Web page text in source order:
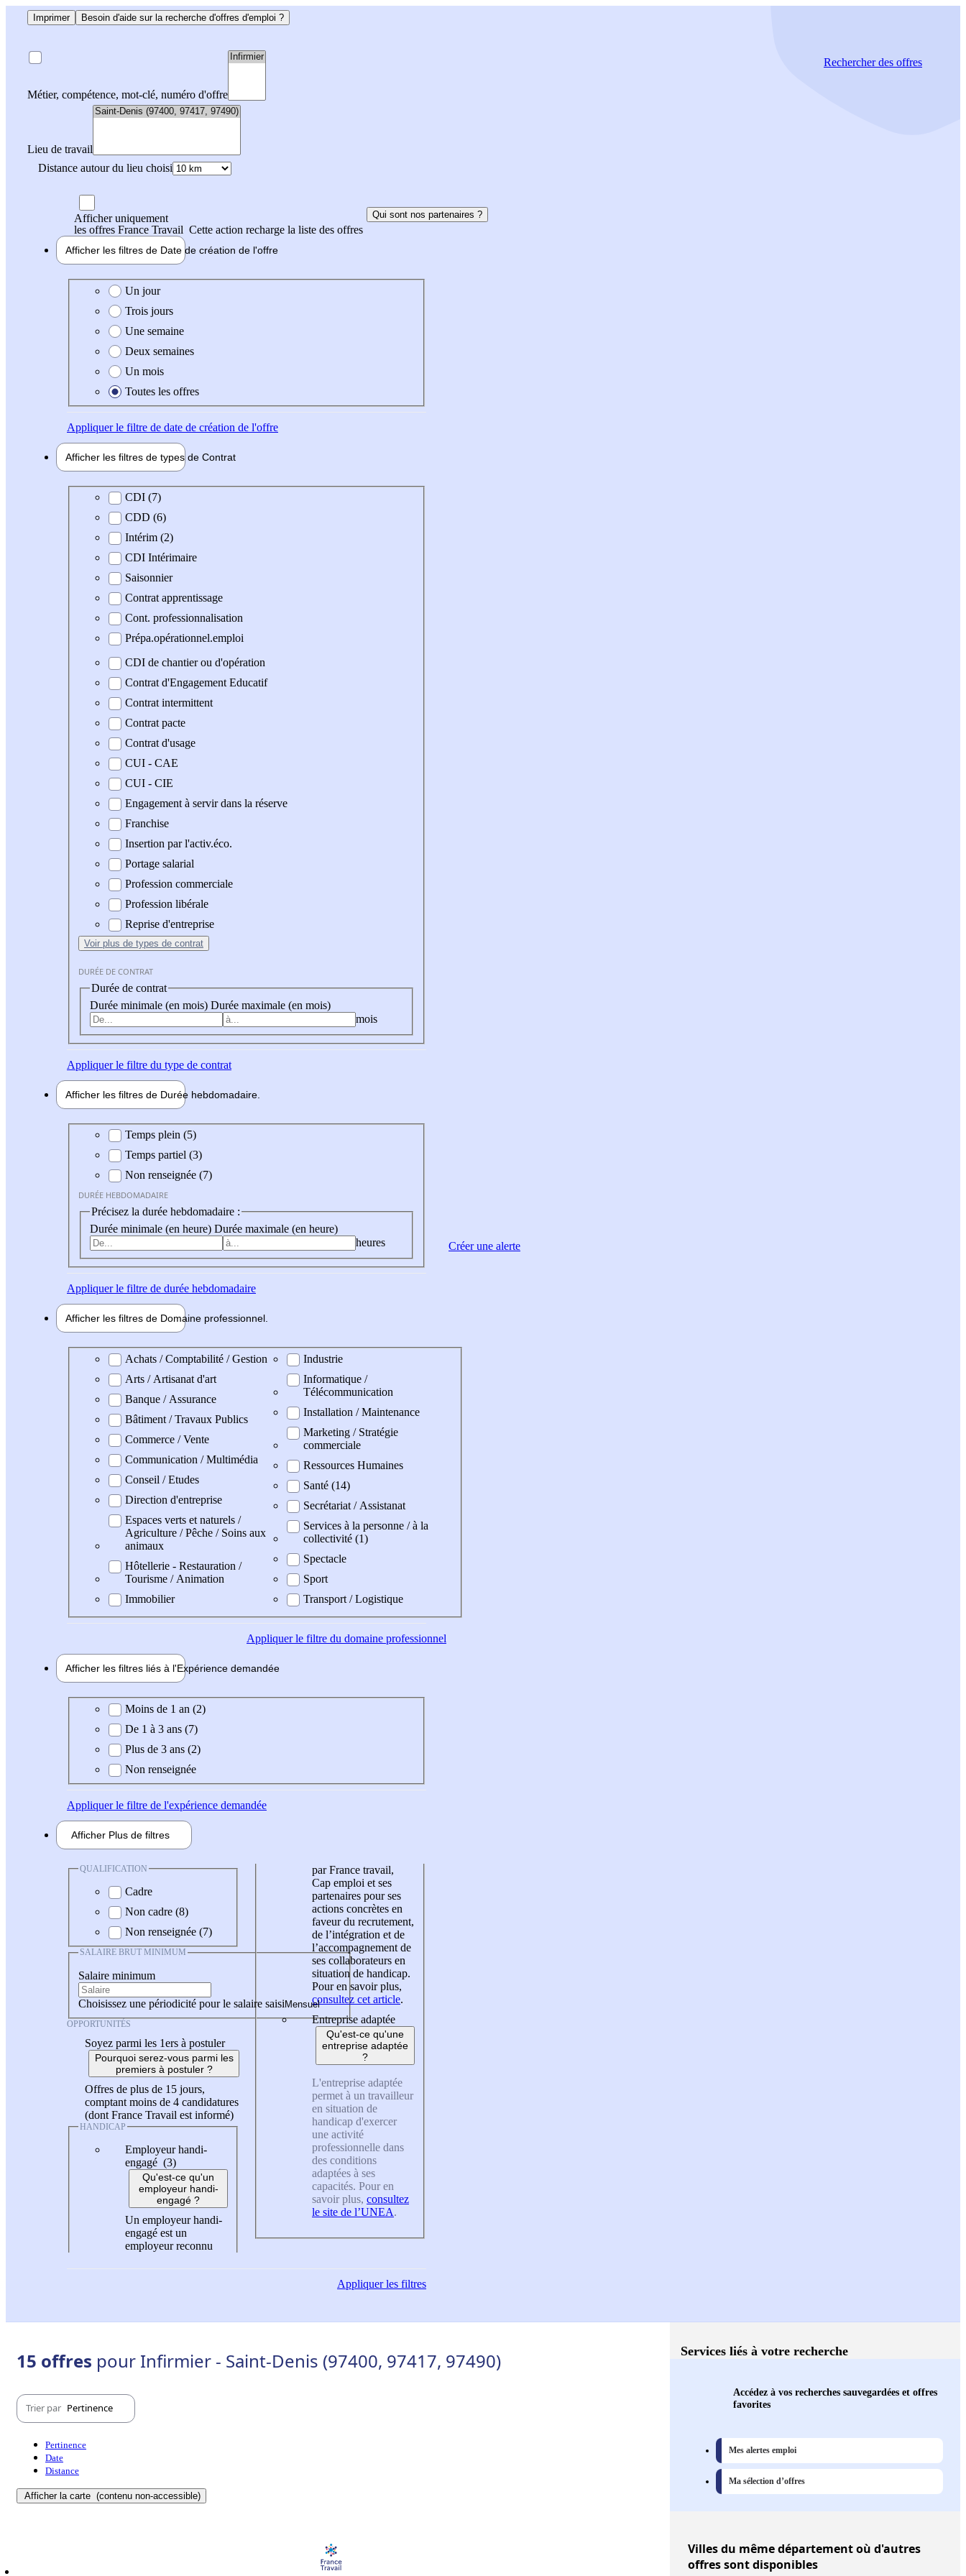
Imprimer Besoin d'aide sur la recherche d'offres d'emploi ?
Métier, compétence, mot-clé, numéro d'offre
Lieu de travail
Distance autour du lieu choisi
Rechercherdes offres
Afficher uniquement
les offres France Travail Cette action recharge la liste des offres
Qui sont nos partenaires ?
Afficher les filtres de Date de création de l'offre
Date de création de l'offre
Un jour
Trois jours
Une semaine
Deux semaines
Un mois
Toutes les offres
Appliquerle filtre de date de création de l'offre
Afficher les filtres de types de Contrat
Type de contrat
CDI (7)
CDD (6)
Intérim (2)
CDI Intérimaire
Saisonnier
Contrat apprentissage
Cont. professionnalisation
Prépa.opérationnel.emploi
CDI de chantier ou d'opération
Contrat d'Engagement Educatif
Contrat intermittent
Contrat pacte
Contrat d'usage
CUI - CAE
CUI - CIE
Engagement à servir dans la réserve
Franchise
Insertion par l'activ.éco.
Portage salarial
Profession commerciale
Profession libérale
Reprise d'entreprise
Voir plus de types de contrat
DURÉE DE CONTRAT
Durée de contrat
Durée minimale (en mois) Durée maximale (en mois)
mois
Appliquerle filtre du type de contrat
Afficher les filtres de Durée hebdomadaire
Durée hebdomadaire
Temps plein (5)
Temps partiel (3)
Non renseignée (7)
DURÉE HEBDOMADAIRE
Précisez la durée hebdomadaire :
Durée minimale (en heure) Durée maximale (en heure)
heures
Appliquerle filtre de durée hebdomadaire
Afficher les filtres de Domaine professionnel
Domaine professionel
Achats / Comptabilité / Gestion
Arts / Artisanat d'art
Banque / Assurance
Bâtiment / Travaux Publics
Commerce / Vente
Communication / Multimédia
Conseil / Etudes
Direction d'entreprise
Espaces verts et naturels /
Agriculture / Pêche / Soins aux
animaux
Hôtellerie - Restauration /
Tourisme / Animation
Immobilier
Industrie
Informatique /
Télécommunication
Installation / Maintenance
Marketing / Stratégie
commerciale
Ressources Humaines
Santé (14)
Secrétariat / Assistanat
Services à la personne / à la
collectivité (1)
Spectacle
Sport
Transport / Logistique
Appliquerle filtre du domaine professionnel
Afficher les filtres liés à l'Expérience demandée
Expérience demandée
Moins de 1 an (2)
De 1 à 3 ans (7)
Plus de 3 ans (2)
Non renseignée
Appliquerle filtre de l'expérience demandée
Afficher Plus de filtres
QUALIFICATION
Cadre
Non cadre (8)
Non renseignée (7)
SALAIRE BRUT MINIMUM
Salaire minimum
Choisissez une périodicité pour le salaire saisi
OPPORTUNITÉS
Soyez parmi les 1ers à postuler
Pourquoi serez-vous parmi les
premiers à postuler ?
Offres de plus de 15 jours,
comptant moins de 4 candidatures
(dont France Travail est informé)
HANDICAP
Employeur handi-
engagé (3)
Qu'est-ce qu'un
employeur handi-
engagé ?
Un employeur handi-
engagé est un
employeur reconnu
par France travail,
Cap emploi et ses
partenaires pour ses
actions concrètes en
faveur du recrutement,
de l’intégration et de
l’accompagnement de
ses collaborateurs en
situation de handicap.
Pour en savoir plus,
consultez cet article.
Entreprise adaptée
Qu'est-ce qu'une
entreprise adaptée
?
L'entreprise adaptée
permet à un travailleur
en situation de
handicap d'exercer
une activité
professionnelle dans
des conditions
adaptées à ses
capacités. Pour en
savoir plus, consultez
le site de l’UNEA.
Appliquerles filtres
Créer une alerte
15 offres pour Infirmier - Saint-Denis (97400, 97417, 97490)
Trier par Pertinence
Pertinence
Date
Distance
Afficher la carte (contenu non-accessible)
Services liés à votre recherche
Accédez à vos recherches sauvegardées et offres
favorites
Mes alertes emploi
Ma sélection d’offres
Villesdu même département où d'autres
offres sont disponibles